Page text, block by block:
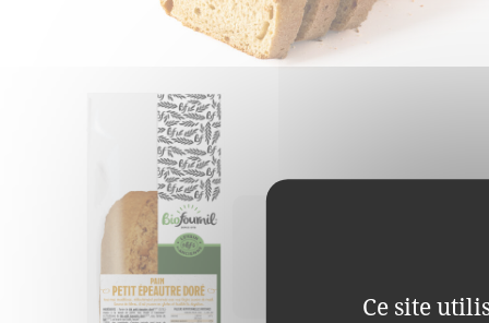
Ce site